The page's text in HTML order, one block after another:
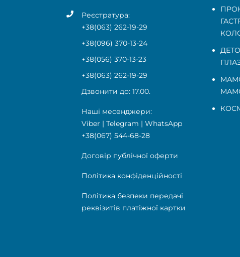
Реєстратура:
+38(063) 262-19-29
+38(096) 370-13-24
+38(056) 370-13-23
+38(063) 262-19-29
Дзвонити до: 17.00.
Наші месенджери:
Viber | Telegram | WhatsApp
+38(067) 544-68-28
Договір публічної оферти
Політика конфіденційності
Політика безпеки передачі
реквізитів платіжної картки